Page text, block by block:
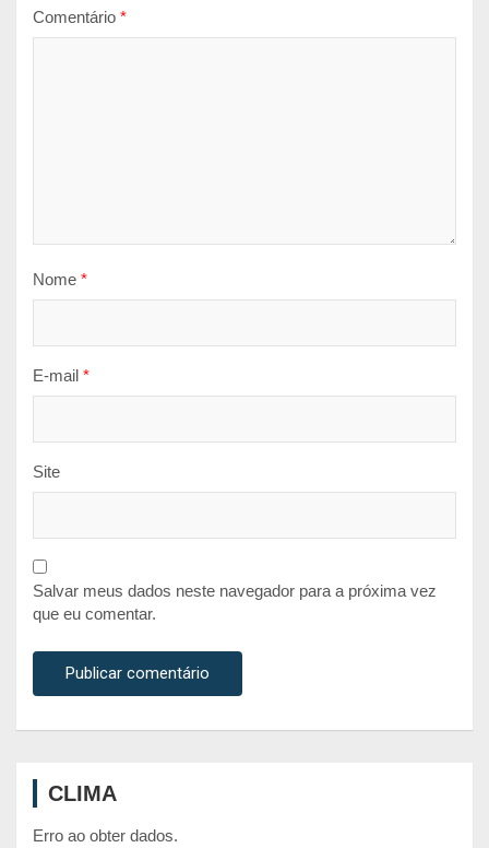
Comentário *
Nome *
E-mail *
Site
Salvar meus dados neste navegador para a próxima vez
que eu comentar.
CLIMA
Erro ao obter dados.